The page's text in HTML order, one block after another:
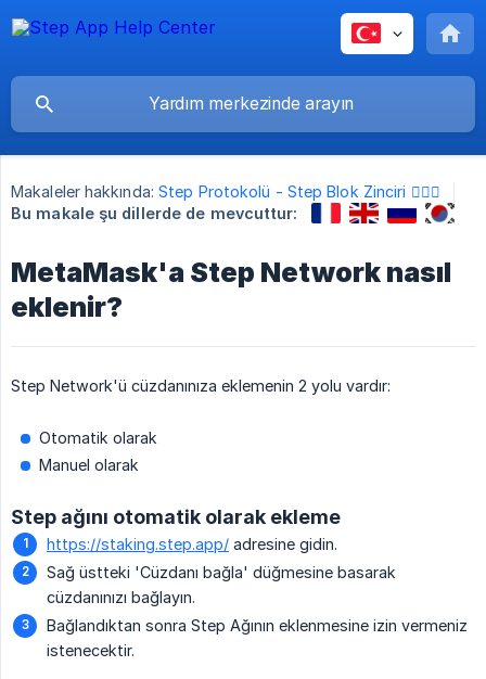
Makaleler hakkında: Step Protokolü - Step Blok Zinciri 🏃🏻‍♀️
Bu makale şu dillerde de mevcuttur:
MetaMask'a Step Network nasıl
eklenir?
Step Network'ü cüzdanınıza eklemenin 2 yolu vardır:
Otomatik olarak
Manuel olarak
Step ağını otomatik olarak ekleme
https://staking.step.app/ adresine gidin.
Sağ üstteki 'Cüzdanı bağla' düğmesine basarak
cüzdanınızı bağlayın.
Bağlandıktan sonra Step Ağının eklenmesine izin vermeniz
istenecektir.